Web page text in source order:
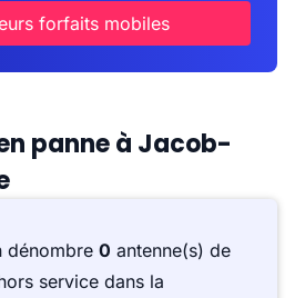
forfaits mobiles
panne à Jacob-
dénombre 0 antenne(s) de
service dans la